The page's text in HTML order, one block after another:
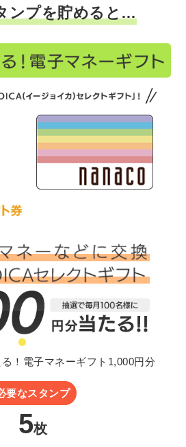
ンプを貯めると…
！電子マネーギフト1,000円分
要なスタンプ
5枚